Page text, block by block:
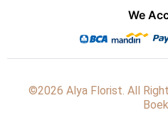
We
©2026 Alya Florist. All